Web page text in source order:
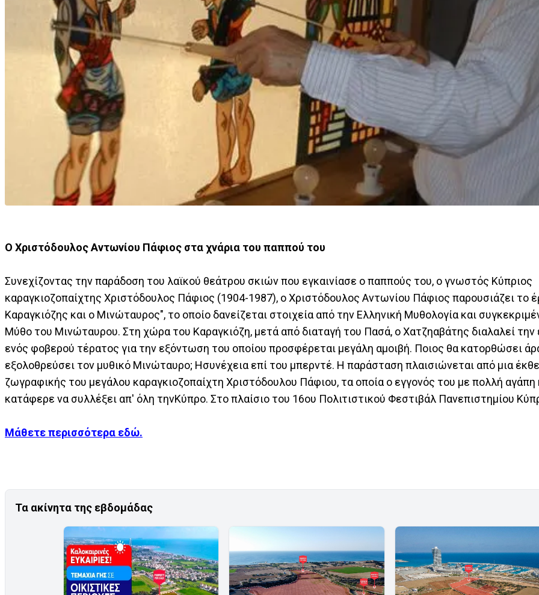
Ο Χριστόδουλος Αντωνίου Πάφιος στα χνάρια του παππού του
Συνεχίζοντας την παράδοση του λαϊκού θεάτρου σκιών που εγκαινίασε ο παππούς του, ο γνωστός Κύπριος
καραγκιοζοπαίχτης Χριστόδουλος Πάφιος (1904-1987), ο Χριστόδουλος Αντωνίου Πάφιος παρουσιάζει το
Καραγκιόζης και ο Μινώταυρος", το οποίο δανείζεται στοιχεία από την Ελληνική Μυθολογία και
Μύθο του Μινώταυρου. Στη χώρα του Καραγκιόζη, μετά από διαταγή του Πασά, ο Χατζηαβάτης διαλαλεί την
ενός φοβερού τέρατος για την εξόντωση του οποίου προσφέρεται μεγάλη αμοιβή. Ποιος θα κατορθώσει
εξολοθρεύσει τον μυθικό Μινώταυρο; Ησυνέχεια επί του μπερντέ. Η παράσταση πλαισιώνεται από μια
ζωγραφικής του μεγάλου καραγκιοζοπαίχτη Χριστόδουλου Πάφιου, τα οποία ο εγγονός του με πολλή αγάπη
κατάφερε να συλλέξει απ' όλη τηνΚύπρο. Στο πλαίσιο του 16ου Πολιτιστικού Φεστιβάλ Πανεπιστημίου
Μάθετε περισσότερα εδώ.
Τα ακίνητα της εβδομάδας